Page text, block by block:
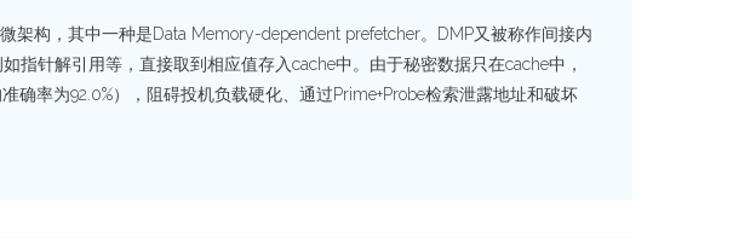
构，其中一种是Data Memory-dependent prefetcher。DMP又被称作间接内
针解引用等，直接取到相应值存入cache中。由于秘密数据只在cache中，
率为92.0%），阻碍投机负载硬化、通过Prime+Probe检索泄露地址和破坏